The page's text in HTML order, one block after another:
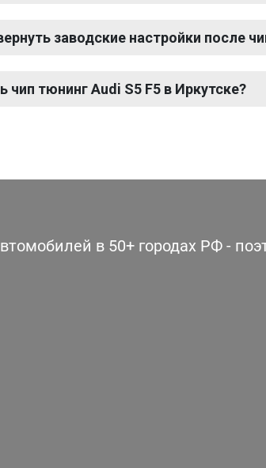
заводские настройки после
чип тюнинг Audi S5 F5 в Иркутске?
в 50+ городах РФ -